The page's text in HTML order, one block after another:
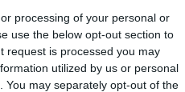
processing of your personal or
use the below opt-out section to
request is processed you may
utilized by us or personal
may separately opt-out of the